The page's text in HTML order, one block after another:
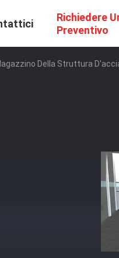
Richiedere
Preventivo
Della Struttura